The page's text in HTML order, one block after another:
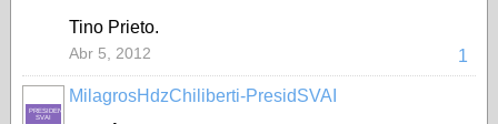
Tino Prieto.
1
Abr 5, 2012
PRESIDENTE-
SVAI
MilagrosHdzChiliberti-PresidSVAI